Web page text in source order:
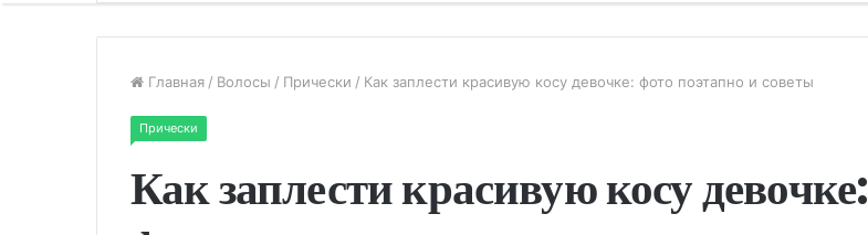
Главная / Волосы / Прически / Как заплести красивую косу девочке: фото поэтапно и советы
Прически
Как заплести красивую косу девочке: